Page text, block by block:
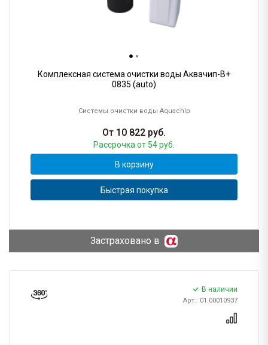
Комплексная система очистки воды Аквачип-B+
0835 (auto)
Системы очистки воды Aquachip
От 10 822 руб.
Рассрочка от 54 руб.
В корзину
Быстрая покупка
Застраховано в
В наличии
Арт.: 01.00010937